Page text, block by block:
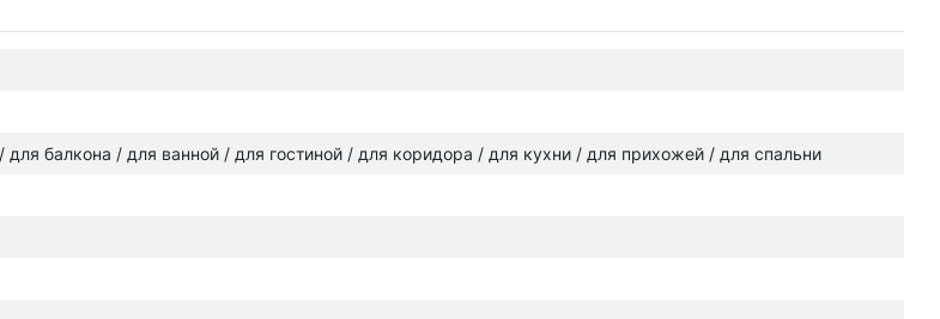
балкона / для ванной / для гостиной / для коридора / для кухни / для прихожей / для спальни